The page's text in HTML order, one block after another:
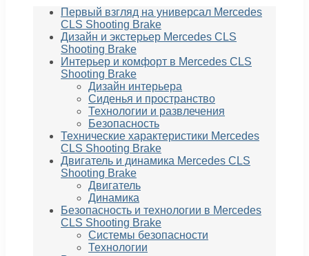
Первый взгляд на универсал Mercedes
CLS Shooting Brake
Дизайн и экстерьер Mercedes CLS
Shooting Brake
Интерьер и комфорт в Mercedes CLS
Shooting Brake
Дизайн интерьера
Сиденья и пространство
Технологии и развлечения
Безопасность
Технические характеристики Mercedes
CLS Shooting Brake
Двигатель и динамика Mercedes CLS
Shooting Brake
Двигатель
Динамика
Безопасность и технологии в Mercedes
CLS Shooting Brake
Системы безопасности
Технологии